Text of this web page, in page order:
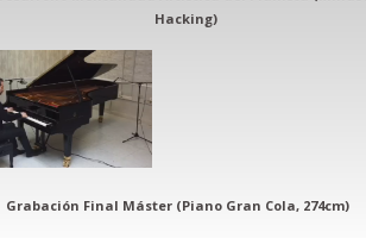
Hacking)
Grabación Final Máster (Piano Gran Cola, 274cm)